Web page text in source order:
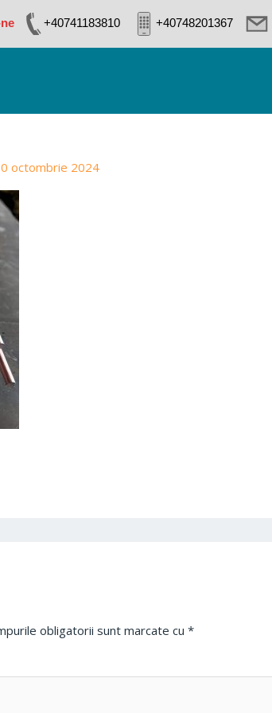
+40741183810 +40748201367
octombrie 2024
obligatorii sunt marcate cu*